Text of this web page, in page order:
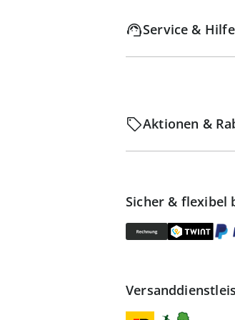
Service & Hilfe
Aktionen &
Sicher & flexibel